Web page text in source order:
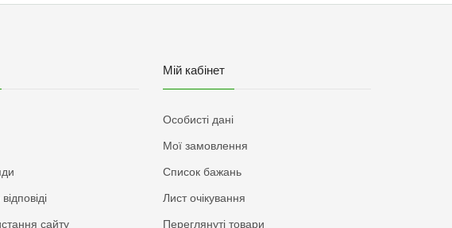
сайту
Мій кабінет
Особисті дані
Мої замовлення
Список бажань
Лист очікування
Переглянуті товари